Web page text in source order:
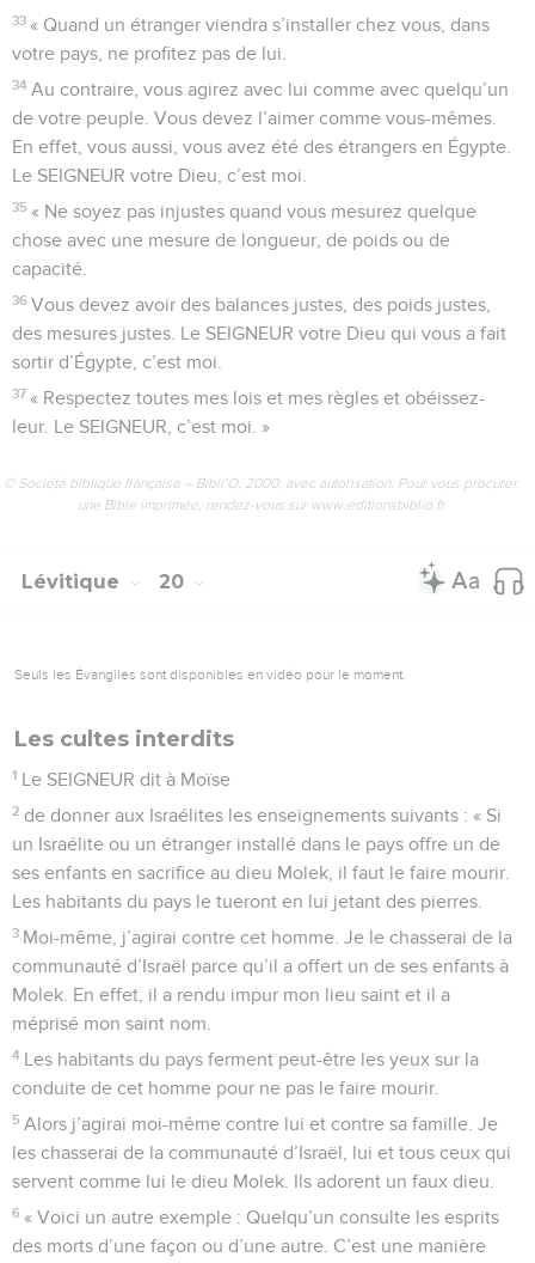
33 « Quand un étranger viendra s’installer chez vous, dans
votre pays, ne profitez pas de lui.
34 Au contraire, vous agirez avec lui comme avec quelqu’un
de votre peuple. Vous devez l’aimer comme vous-mêmes.
En effet, vous aussi, vous avez été des étrangers en Égypte.
Le SEIGNEUR votre Dieu, c’est moi.
35 « Ne soyez pas injustes quand vous mesurez quelque
chose avec une mesure de longueur, de poids ou de
capacité.
36 Vous devez avoir des balances justes, des poids justes,
des mesures justes. Le SEIGNEUR votre Dieu qui vous a fait
sortir d’Égypte, c’est moi.
37 « Respectez toutes mes lois et mes règles et obéissez-
leur. Le SEIGNEUR, c’est moi. »
© Société biblique française – Bibli’O, 2000, avec autorisation. Pour vous procurer
une Bible imprimée, rendez-vous sur www.editionsbiblio.fr
Lévitique 20
Seuls les Évangiles sont disponibles en vidéo pour le moment.
Les cultes interdits
1 Le SEIGNEUR dit à Moïse
2 de donner aux Israélites les enseignements suivants : « Si
un Israélite ou un étranger installé dans le pays offre un de
ses enfants en sacrifice au dieu Molek, il faut le faire mourir.
Les habitants du pays le tueront en lui jetant des pierres.
3 Moi-même, j’agirai contre cet homme. Je le chasserai de la
communauté d’Israël parce qu’il a offert un de ses enfants à
Molek. En effet, il a rendu impur mon lieu saint et il a
méprisé mon saint nom.
4 Les habitants du pays ferment peut-être les yeux sur la
conduite de cet homme pour ne pas le faire mourir.
5 Alors j’agirai moi-même contre lui et contre sa famille. Je
les chasserai de la communauté d’Israël, lui et tous ceux qui
servent comme lui le dieu Molek. Ils adorent un faux dieu.
6 « Voici un autre exemple : Quelqu’un consulte les esprits
des morts d’une façon ou d’une autre. C’est une manière